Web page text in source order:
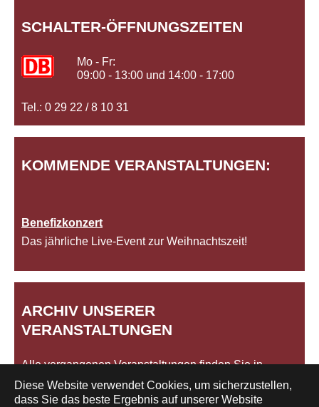
Diese Website verwendet Cookies, um sicherzustellen,
dass Sie das beste Ergebnis auf unserer Website
SCHALTER-ÖFFNUNGSZEITEN
Mo - Fr:
09:00 - 13:00 und 14:00 - 17:00
Tel.: 0 29 22 / 8 10 31
KOMMENDE VERANSTALTUNGEN:
Benefizkonzert
Das jährliche Live-Event zur Weihnachtszeit!
ARCHIV UNSERER
VERANSTALTUNGEN
Alle vergangenen Veranstaltungen finden Sie in
unserem
Archiv